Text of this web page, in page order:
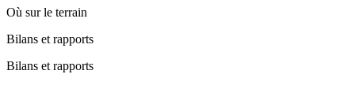
Où sur le terrain
Bilans et rapports
Bilans et rapports